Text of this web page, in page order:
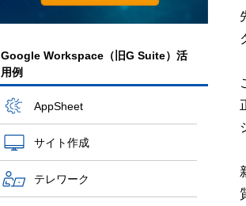
Google Workspace（旧G Suite）活
用例
AppSheet
サイト作成
テレワーク